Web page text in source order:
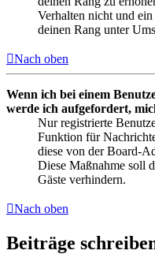
Verhalten nicht und
deinen Rang unter
Nach oben
Wenn ich bei einem
werde ich aufgefordert,
Nur registrierte
Funktion für
diese von der Board-
Diese Maßnahme soll
Gäste verhindern.
Nach oben
Beiträge